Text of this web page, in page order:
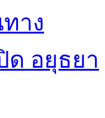
าง
ด อยุธยา